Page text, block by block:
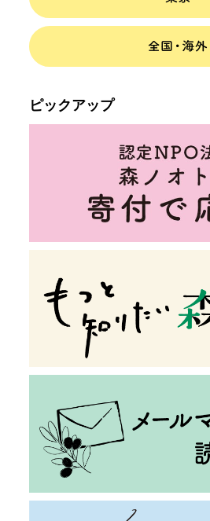
ピックアップ